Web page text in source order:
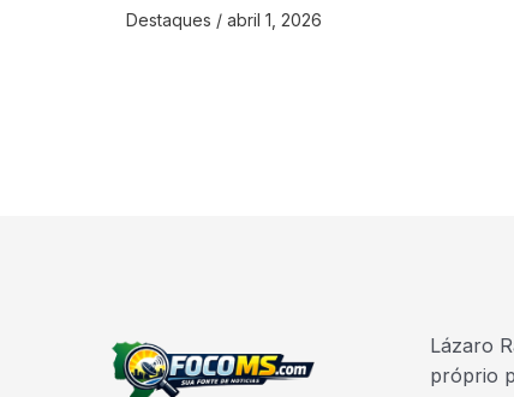
Destaques / abril 1, 2026
Lázaro
próprio